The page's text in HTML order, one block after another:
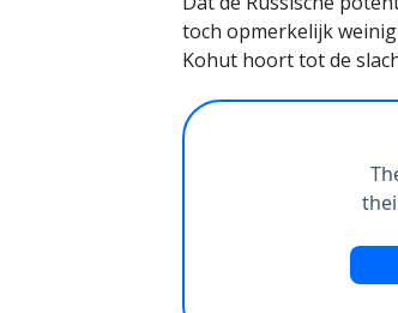
toch opmerkelijk
Kohut hoort tot de